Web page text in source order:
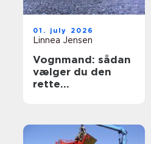
01. july 2026
Linnea Jensen
Vognmand: sådan
vælger du den
rette